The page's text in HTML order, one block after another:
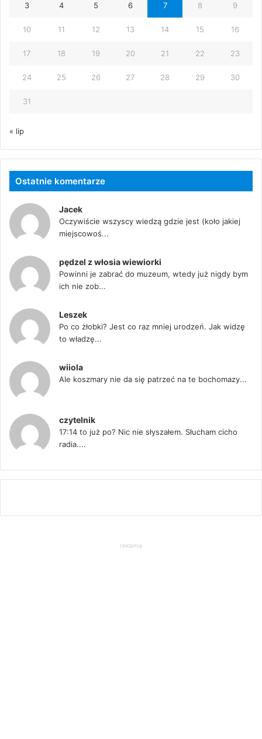
3 4 5 6 7 8 9
10 11 12 13 14 15 16
17 18 19 20 21 22 23
24 25 26 27 28 29 30
31
« lip
Ostatnie komentarze
Jacek
Oczywiście wszyscy wiedzą gdzie jest (koło jakiej
miejscowoś...
pędzel z włosia wiewiorki
Powinni je zabrać do muzeum, wtedy już nigdy bym
ich nie zob...
Leszek
Po co żłobki? Jest co raz mniej urodzeń. Jak widzę
to władzę...
wiiola
Ale koszmary nie da się patrzeć na te bochomazy...
czytelnik
17:14 to już po? Nic nie słyszałem. Słucham cicho
radia....
reklama